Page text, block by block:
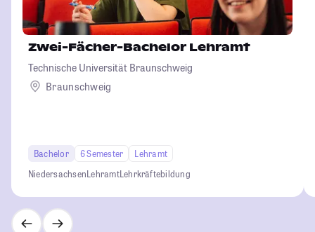
Zwei-Fächer-Bachelor Lehramt
Technische Universität Braunschweig
Braunschweig
Bachelor 6 Semester
Lehramt
NiedersachsenLehramtLehrkräftebildung